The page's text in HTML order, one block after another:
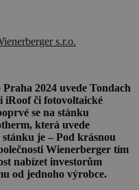
s.r.o.
2024 uvede Tondach
iRoof či fotovoltaické
se na stánku
která uvede
stánku je – Pod krásnou
Wienerberger tím
nabízet investorům
od jednoho výrobce.